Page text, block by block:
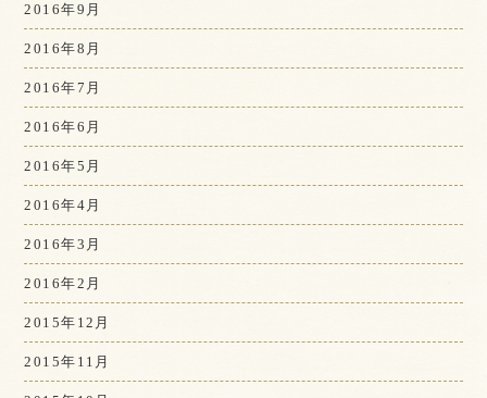
2016年9月
2016年8月
2016年7月
2016年6月
2016年5月
2016年4月
2016年3月
2016年2月
2015年12月
2015年11月